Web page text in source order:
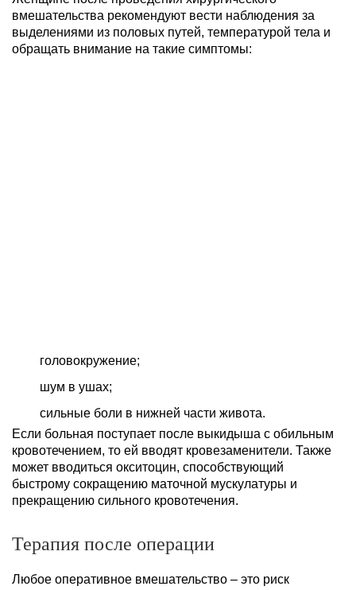
вмешательства рекомендуют вести наблюдения за
выделениями из половых путей, температурой тела и
обращать внимание на такие симптомы:
головокружение;
шум в ушах;
сильные боли в нижней части живота.
Если больная поступает после выкидыша с обильным
кровотечением, то ей вводят кровезаменители. Также
может вводиться окситоцин, способствующий
быстрому сокращению маточной мускулатуры и
прекращению сильного кровотечения.
Терапия после операции
Любое оперативное вмешательство – это риск